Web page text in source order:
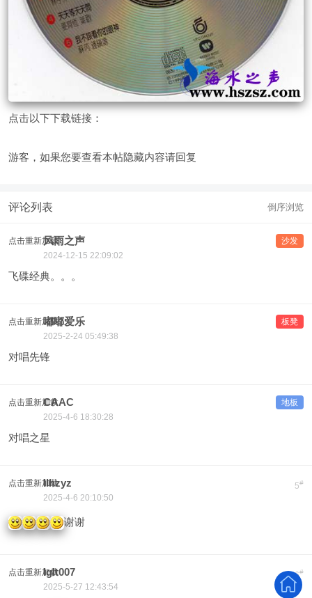
点击以下下载链接：
游客，如果您要查看本帖隐藏内容请回复
评论列表 倒序浏览
点击重新加载 沙发
风雨之声
2024-12-15 22:09:02
飞碟经典。。。
点击重新加载 板凳
嘟嘟爱乐
2025-2-24 05:49:38
对唱先锋
点击重新加载 地板
CAAC
2025-4-6 18:30:28
对唱之星
点击重新加载 5#
llhzyz
2025-4-6 20:10:50
谢谢
点击重新加载 6#
lglt007
2025-5-27 12:43:54